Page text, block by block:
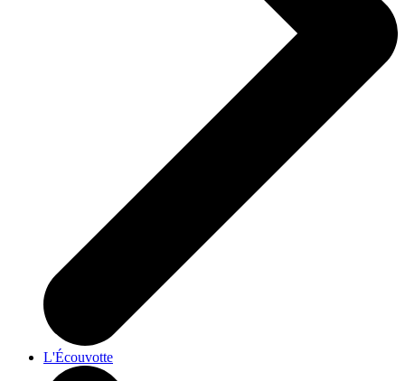
L'Écouvotte